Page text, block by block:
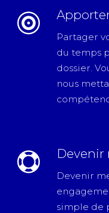
Partager
du temps
dossier.
nous
Devenir
Devenir
simple de